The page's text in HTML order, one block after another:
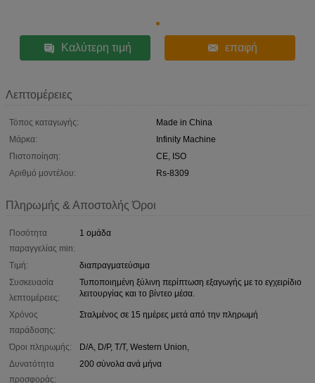
Καλύτερη τιμή επαφή
Λεπτομέρειες
Τόπος καταγωγής:
Made in China
Μάρκα:
Infinity Machine
Πιστοποίηση:
CE, ISO
Αριθμό μοντέλου:
Rs-8309
Πληρωμής & Αποστολής Όροι
Ποσότητα
παραγγελίας min:
1 ομάδα
Τιμή:
διαπραγματεύσιμα
Συσκευασία
λεπτομέρειες:
Τυποποιημένη ξύλινη περίπτωση εξαγωγής με το εγχειρίδιο
λειτουργίας και το βίντεο μέσα.
Χρόνος
παράδοσης:
Σταλμένος σε 15 ημέρες μετά από την πληρωμή
Όροι πληρωμής:
D/A, D/P, T/T, Western Union,
Δυνατότητα
προσφοράς:
200 σύνολα ανά μήνα